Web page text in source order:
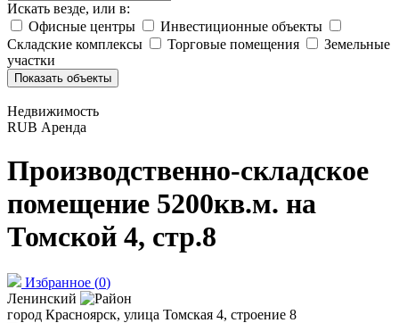
Искать везде, или в:
Офисные центры
Инвестиционные объекты
Складские комплексы
Торговые помещения
Земельные
участки
Недвижимость
RUB Аренда
Производственно-складское
помещение 5200кв.м. на
Томской 4, стр.8
Избранное (0)
Ленинский
город Красноярск, улица Томская 4, строение 8